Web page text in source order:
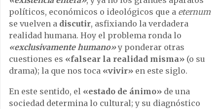
políticos, económicos o ideológicos que a eternum
se vuelven a discutir, asfixiando la verdadera
realidad humana. Hoy el problema ronda lo
«exclusivamente humano»y ponderar otras
cuestiones es «falsear la realidad misma» (o su
drama); la que nos toca «vivir» en este siglo.
En este sentido, el «estado de ánimo» de una
sociedad determina lo cultural; y su diagnóstico